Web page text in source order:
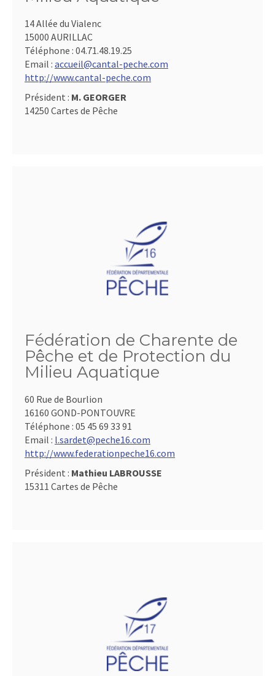
14 Allée du Vialenc
15000 AURILLAC
Téléphone : 04.71.48.19.25
Email : accueil@cantal-peche.com
http://www.cantal-peche.com
Président : M. GEORGER
14250 Cartes de Pêche
Fédération de Charente de
Pêche et de Protection du
Milieu Aquatique
60 Rue de Bourlion
16160 GOND-PONTOUVRE
Téléphone : 05 45 69 33 91
Email : l.sardet@peche16.com
http://www.federationpeche16.com
Président : Mathieu LABROUSSE
15311 Cartes de Pêche